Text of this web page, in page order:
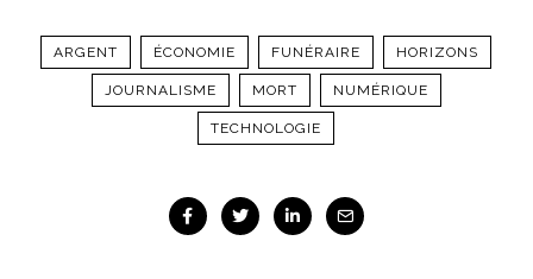
ARGENT ÉCONOMIE FUNÉRAIRE HORIZONS
JOURNALISME MORT NUMÉRIQUE
TECHNOLOGIE